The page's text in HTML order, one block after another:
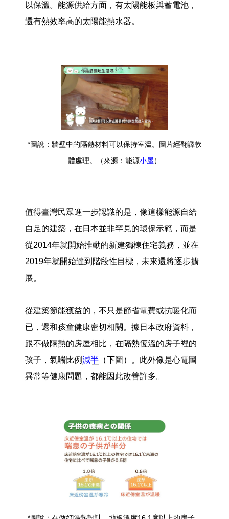
以保溫。能源供給方面，有太陽能板與蓄電池，
還有熱效率高的太陽能熱水器。
*圖說：牆壁中的隔熱材料可以保持室溫。圖片經翻譯軟
體處理。（來源：能源小屋）
值得臺灣民眾進一步認識的是，像這樣能源自給
自足的建築，在日本並非罕見的環保示範，而是
從2014年就開始推動的新建獨棟住宅義務，並在
2019年就開始達到階段性目標，未來還將逐步擴
展。
從建築節能獲益的，不只是節省電費或抗暖化而
已，還和孩童健康密切相關。據日本政府資料，
跟不做隔熱的房屋相比，在隔熱恆溫的房子裡的
孩子，氣喘比例減半（下圖）。此外像是心電圖
異常等健康問題，都能因此改善許多。